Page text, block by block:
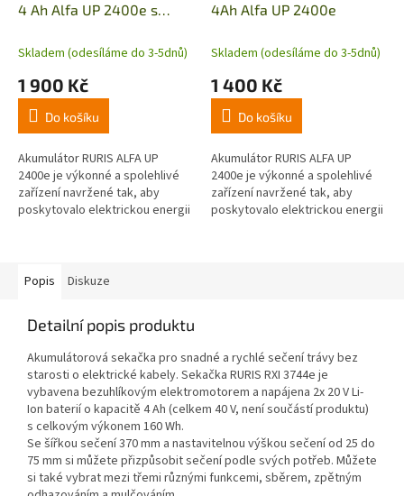
4 Ah Alfa UP 2400e s
Skladem (odesíláme do 3-5dnů)
1 900 Kč
Do košíku
Akumulátor RURIS ALFA UP
2400e je výkonné a spolehlivé
zařízení navržené tak, aby
poskytovalo elektrickou energii
4Ah Alfa UP 2400e
Skladem (odesíláme do 3-5dnů)
1 400 Kč
Do košíku
Akumulátor RURIS ALFA UP
2400e je výkonné a spolehlivé
zařízení navržené tak, aby
poskytovalo elektrickou energii
Popis
Diskuze
Detailní popis produktu
Akumulátorová sekačka pro snadné a rychlé sečení trávy bez
starosti o elektrické kabely. Sekačka RURIS RXI 3744e je
vybavena bezuhlíkovým elektromotorem a napájena 2x 20 V Li-
Ion baterií o kapacitě 4 Ah (celkem 40 V, není součástí produktu)
s celkovým výkonem 160 Wh.
Se šířkou sečení 370 mm a nastavitelnou výškou sečení od 25 do
75 mm si můžete přizpůsobit sečení podle svých potřeb. Můžete
si také vybrat mezi třemi různými funkcemi, sběrem, zpětným